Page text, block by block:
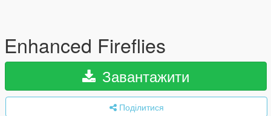
Enhanced Fireflies
Завантажити
Поділитися